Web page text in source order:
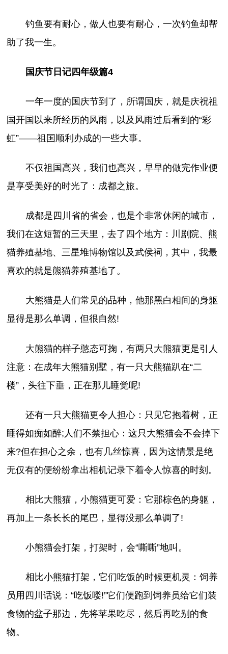
钓鱼要有耐心，做人也要有耐心，一次钓鱼却帮
助了我一生。
国庆节日记四年级篇4
一年一度的国庆节到了，所谓国庆，就是庆祝祖
国开国以来所经历的风雨，以及风雨过后看到的“彩
虹”——祖国顺利办成的一些大事。
不仅祖国高兴，我们也高兴，早早的做完作业便
是享受美好的时光了：成都之旅。
成都是四川省的省会，也是个非常休闲的城市，
我们在这短暂的三天里，去了四个地方：川剧院、熊
猫养殖基地、三星堆博物馆以及武侯祠，其中，我最
喜欢的就是熊猫养殖基地了。
大熊猫是人们常见的品种，他那黑白相间的身躯
显得是那么单调，但很自然!
大熊猫的样子憨态可掬，有两只大熊猫更是引人
注意：在成年大熊猫别墅，有一只大熊猫趴在“二
楼”，头往下垂，正在那儿睡觉呢!
还有一只大熊猫更令人担心：只见它抱着树，正
睡得如痴如醉;人们不禁担心：这只大熊猫会不会掉下
来?但在担心之余，也有几丝惊喜，因为这情景是绝
无仅有的便纷纷拿出相机记录下着令人惊喜的时刻。
相比大熊猫，小熊猫更可爱：它那棕色的身躯，
再加上一条长长的尾巴，显得没那么单调了!
小熊猫会打架，打架时，会“嘶嘶”地叫。
相比小熊猫打架，它们吃饭的时候更机灵：饲养
员用四川话说：“吃饭喽!”它们便跑到饲养员给它们装
食物的盆子那边，先将苹果吃尽，然后再吃别的食
物。